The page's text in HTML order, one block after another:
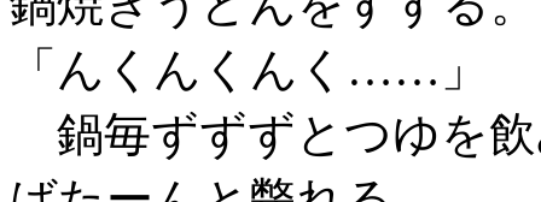
「んくんくんく……」
鍋毎ずずずとつゆを